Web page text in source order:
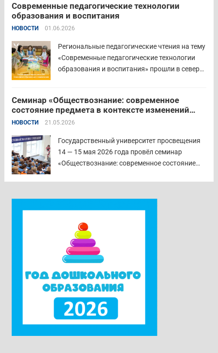
управления образованием для обсуждения
ключевых задач и развития системы
образования региона. Заместитель
Современные педагогические технологии
образования и воспитания
НОВОСТИ 01.06.2026
Региональные педагогические чтения на тему
«Современные педагогические технологии
образования и воспитания» прошли в северо-
Основная цель Педагогических чтений —
освещение тенденций учебно-
воспитательного процесса с учетом новых
образовательных стандартов через обмен...
Семинар «Обществознание: современное
состояние предмета в контексте изменений
законодательства и введения единых
Государственном университете просвещения
НОВОСТИ 21.05.2026
Государственный университет просвещения
14 — 15 мая 2026 года провёл семинар
«Обществознание: современное состояние
Наталия Александровна Наумова отметила,
что...Читать дальше